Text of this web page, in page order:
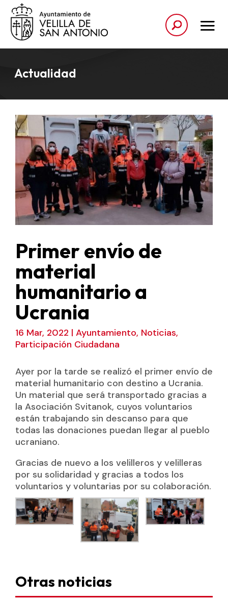
Actualidad
Primer envío de
material
humanitario a
Ucrania
16 Mar, 2022 | Ayuntamiento, Noticias,
Participación Ciudadana
Ayer por la tarde se realizó el primer envío de
material humanitario con destino a Ucrania.
Un material que será transportado gracias a
la Asociación Svitanok, cuyos voluntarios
están trabajando sin descanso para que
todas las donaciones puedan llegar al pueblo
ucraniano.
Gracias de nuevo a los velilleros y velilleras
por su solidaridad y gracias a todos los
voluntarios y voluntarias por su colaboración.
Otras noticias